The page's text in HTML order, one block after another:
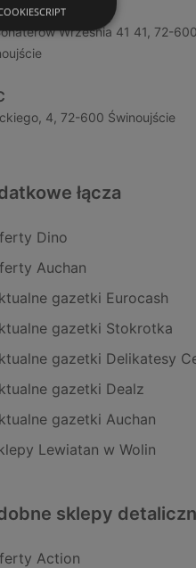
Września 41 41, 72-600
4, 72-600 Świnoujście
łącza
Dino
Auchan
gazetki Eurocash
gazetki Stokrotka
gazetki Delikatesy
gazetki Dealz
gazetki Auchan
Lewiatan w Wolin
sklepy
Action